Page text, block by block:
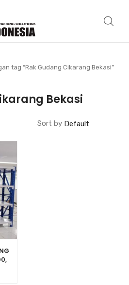
tag “Rak Gudang Cikarang Bekasi”
Bekasi
Sort by